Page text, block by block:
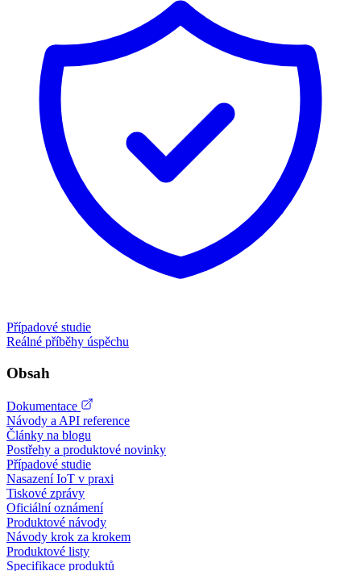
Případové studie
Reálné příběhy úspěchu
Obsah
Dokumentace
Návody a API reference
Články na blogu
Postřehy a produktové novinky
Případové studie
Nasazení IoT v praxi
Tiskové zprávy
Oficiální oznámení
Produktové návody
Návody krok za krokem
Produktové listy
Specifikace produktů